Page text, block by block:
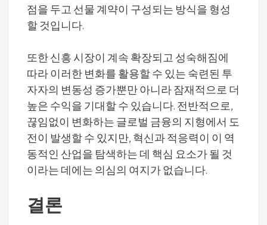
점을 두고 선물 계약이 구성되는 방식을 형성
할 것입니다.
또한 신흥 시장이 계속 확장되고 성숙해짐에
따라 이러한 변화를 활용할 수 있는 숙련된 투
자자의 변동성 증가뿐만 아니라 잠재적으로 더
높은 수익을 기대할 수 있습니다. 전반적으로,
끊임없이 변화하는 글로벌 금융의 지형에서 도
전이 발생할 수 있지만, 혁신과 적응력이 이 역
동적인 산업을 탐색하는 데 핵심 요소가 될 것
이라는 데에는 의심의 여지가 없습니다.
결론